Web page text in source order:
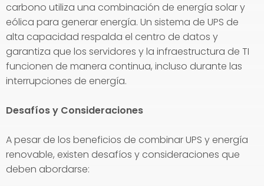
carbono utiliza una combinación de energía solar y
eólica para generar energía. Un sistema de UPS de
alta capacidad respalda el centro de datos y
garantiza que los servidores y la infraestructura de TI
funcionen de manera continua, incluso durante las
interrupciones de energía.
Desafíos y Consideraciones
A pesar de los beneficios de combinar UPS y energía
renovable, existen desafíos y consideraciones que
deben abordarse: